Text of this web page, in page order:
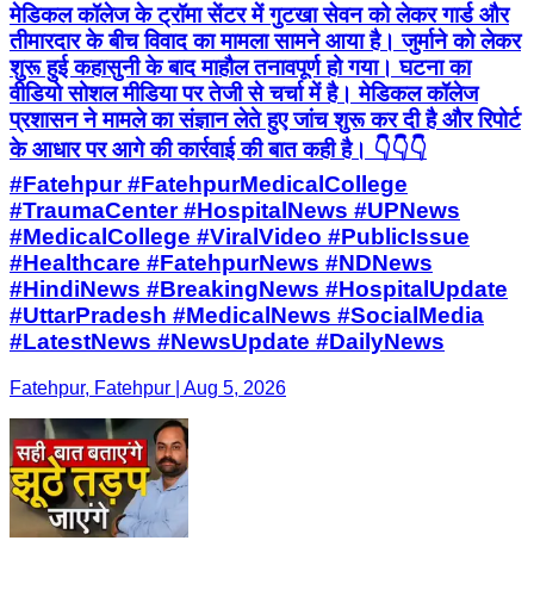
मेडिकल कॉलेज के ट्रॉमा सेंटर में गुटखा सेवन को लेकर गार्ड और
तीमारदार के बीच विवाद का मामला सामने आया है। जुर्माने को लेकर
शुरू हुई कहासुनी के बाद माहौल तनावपूर्ण हो गया। घटना का
वीडियो सोशल मीडिया पर तेजी से चर्चा में है। मेडिकल कॉलेज
प्रशासन ने मामले का संज्ञान लेते हुए जांच शुरू कर दी है और रिपोर्ट
के आधार पर आगे की कार्रवाई की बात कही है। 👇👇👇
#Fatehpur #FatehpurMedicalCollege
#TraumaCenter #HospitalNews #UPNews
#MedicalCollege #ViralVideo #PublicIssue
#Healthcare #FatehpurNews #NDNews
#HindiNews #BreakingNews #HospitalUpdate
#UttarPradesh #MedicalNews #SocialMedia
#LatestNews #NewsUpdate #DailyNews
Fatehpur, Fatehpur | Aug 5, 2026